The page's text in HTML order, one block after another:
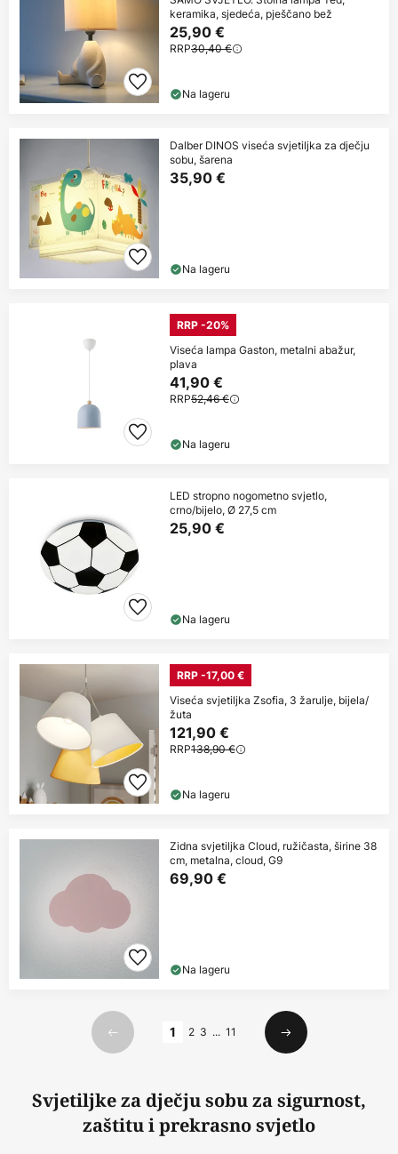
keramika, sjedeća, pješčano bež
25,90 €
RRP30,40 €
Na lageru
Dalber DINOS viseća svjetiljka za dječju
sobu, šarena
35,90 €
Na lageru
RRP -20%
Viseća lampa Gaston, metalni abažur,
plava
41,90 €
RRP52,46 €
Na lageru
LED stropno nogometno svjetlo,
crno/bijelo, Ø 27,5 cm
25,90 €
Na lageru
RRP -17,00 €
Viseća svjetiljka Zsofia, 3 žarulje, bijela/
žuta
121,90 €
RRP138,90 €
Na lageru
Zidna svjetiljka Cloud, ružičasta, širine 38
cm, metalna, cloud, G9
69,90 €
Na lageru
Prethodno
1 2 3 ... 11
Sljedeći
Svjetiljke za dječju sobu za sigurnost,
zaštitu i prekrasno svjetlo